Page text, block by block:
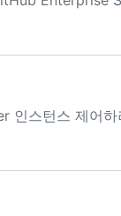
스턴스 제어